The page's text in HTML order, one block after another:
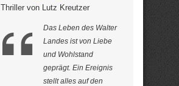
Thriller von Lutz Kreutzer
Das Leben des Walter
Landes ist von Liebe
und Wohlstand
geprägt. Ein Ereignis
stellt alles auf den